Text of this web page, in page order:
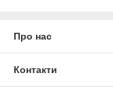
Про нас
Контакти